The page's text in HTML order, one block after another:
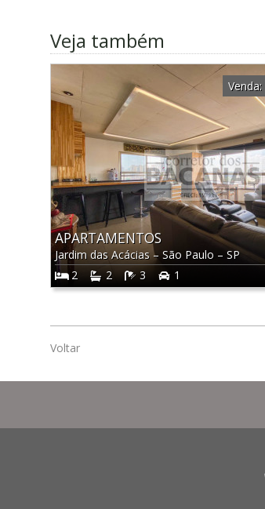
Veja também
APARTAMENTOS
Jardim das Acácias– São Paulo – SP
2
2 3 1
Venda:
Voltar